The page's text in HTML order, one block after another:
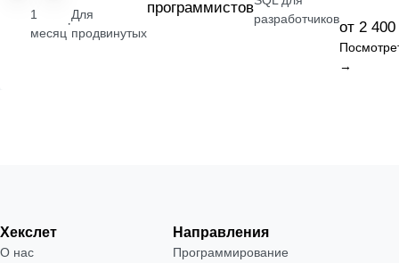
1
месяц
·
Для
продвинутых
программистов
разработчиковот 2
→
Хекслет
О нас
Направления
Программирование